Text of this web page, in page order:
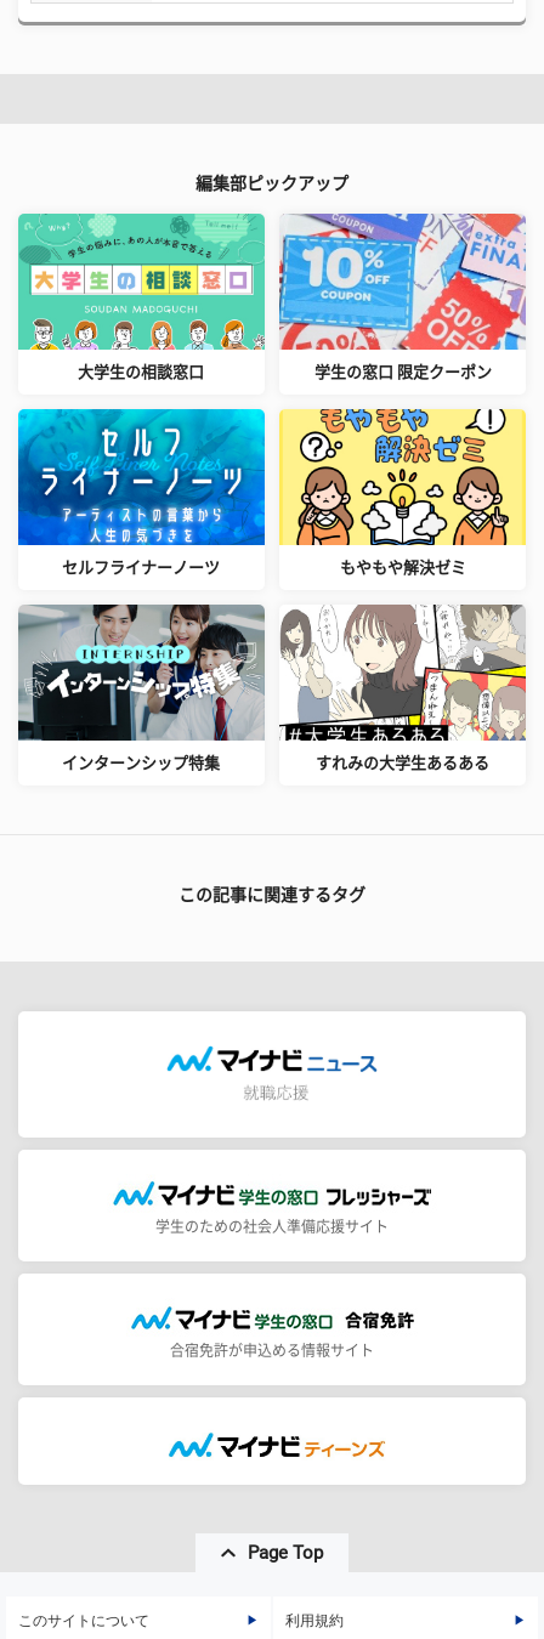
編集部ピックアップ
大学生の相談窓口 学生の窓口 限定クーポン
セルフライナーノーツ もやもや解決ゼミ
インターンシップ特集 すれみの大学生あるある
この記事に関連するタグ
学生のための社会人準備応援サイト
合宿免許が申込める情報サイト
Page Top
このサイトについて 利用規約